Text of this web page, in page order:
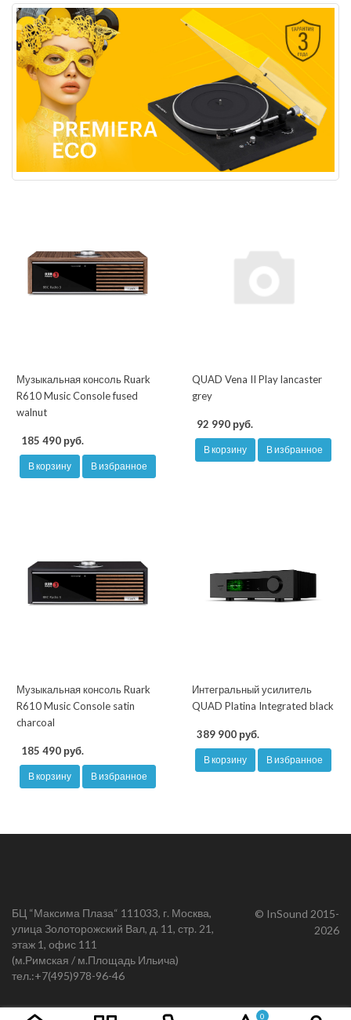
Музыкальная консоль Ruark
R610 Music Console fused
walnut
185 490 руб.
В корзину В избранное
QUAD Vena II Play lancaster
grey
92 990 руб.
В корзину В избранное
Музыкальная консоль Ruark
R610 Music Console satin
charcoal
185 490 руб.
В корзину В избранное
Интегральный усилитель
QUAD Platina Integrated black
389 900 руб.
В корзину В избранное
БЦ “Максима Плаза“ 111033, г. Москва,
улица Золоторожский Вал, д. 11, стр. 21,
этаж 1, офис 111
(м.Римская / м.Площадь Ильича)
тел.:+7(495)978-96-46
© InSound 2015-
2026
0